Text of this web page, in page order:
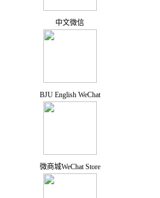
中文微信
BJU English WeChat
微商城WeChat Store